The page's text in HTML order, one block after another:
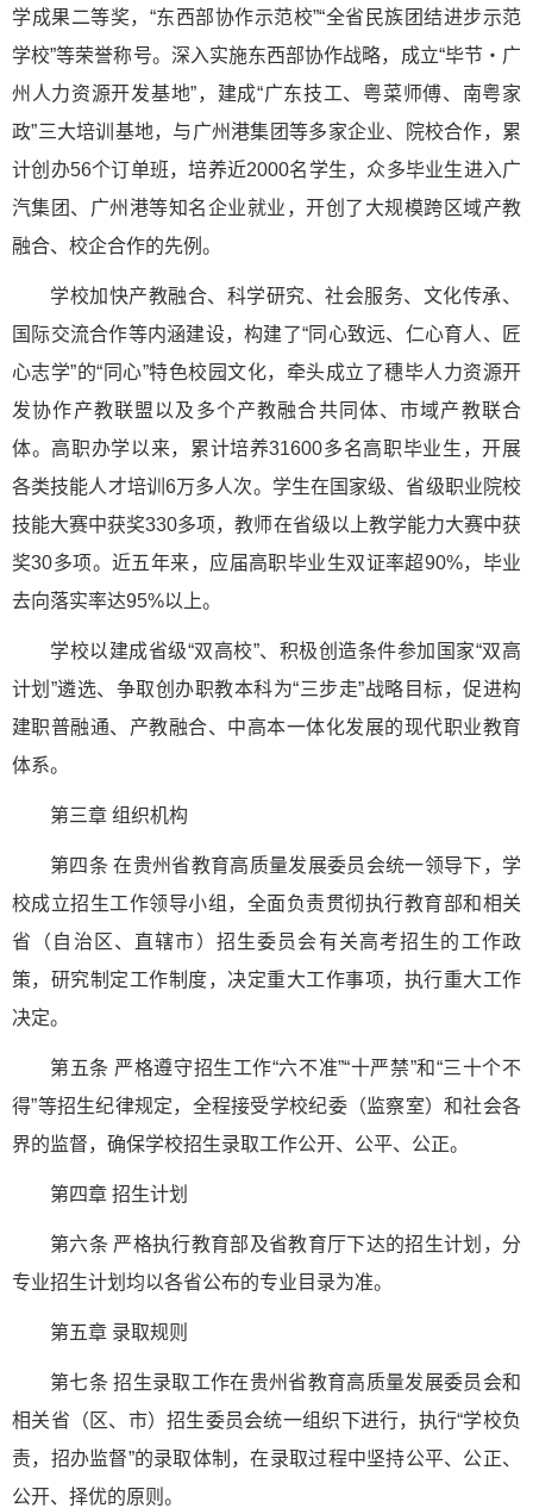
学成果二等奖，“东西部协作示范校”“全省民族团结进步示范
学校”等荣誉称号。深入实施东西部协作战略，成立“毕节・广
州人力资源开发基地”，建成“广东技工、粤菜师傅、南粤家
政”三大培训基地，与广州港集团等多家企业、院校合作，累
计创办56个订单班，培养近2000名学生，众多毕业生进入广
汽集团、广州港等知名企业就业，开创了大规模跨区域产教
融合、校企合作的先例。
学校加快产教融合、科学研究、社会服务、文化传承、
国际交流合作等内涵建设，构建了“同心致远、仁心育人、匠
心志学”的“同心”特色校园文化，牵头成立了穗毕人力资源开
发协作产教联盟以及多个产教融合共同体、市域产教联合
体。高职办学以来，累计培养31600多名高职毕业生，开展
各类技能人才培训6万多人次。学生在国家级、省级职业院校
技能大赛中获奖330多项，教师在省级以上教学能力大赛中获
奖30多项。近五年来，应届高职毕业生双证率超90%，毕业
去向落实率达95%以上。
学校以建成省级“双高校”、积极创造条件参加国家“双高
计划”遴选、争取创办职教本科为“三步走”战略目标，促进构
建职普融通、产教融合、中高本一体化发展的现代职业教育
体系。
第三章 组织机构
第四条 在贵州省教育高质量发展委员会统一领导下，学
校成立招生工作领导小组，全面负责贯彻执行教育部和相关
省（自治区、直辖市）招生委员会有关高考招生的工作政
策，研究制定工作制度，决定重大工作事项，执行重大工作
决定。
第五条 严格遵守招生工作“六不准”“十严禁”和“三十个不
得”等招生纪律规定，全程接受学校纪委（监察室）和社会各
界的监督，确保学校招生录取工作公开、公平、公正。
第四章 招生计划
第六条 严格执行教育部及省教育厅下达的招生计划，分
专业招生计划均以各省公布的专业目录为准。
第五章 录取规则
第七条 招生录取工作在贵州省教育高质量发展委员会和
相关省（区、市）招生委员会统一组织下进行，执行“学校负
责，招办监督”的录取体制，在录取过程中坚持公平、公正、
公开、择优的原则。